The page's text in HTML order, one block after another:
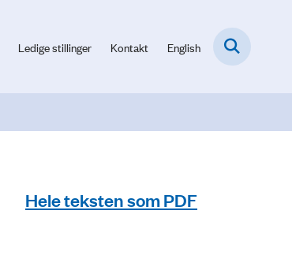
Ledige stillinger Kontakt English
Hele teksten som PDF